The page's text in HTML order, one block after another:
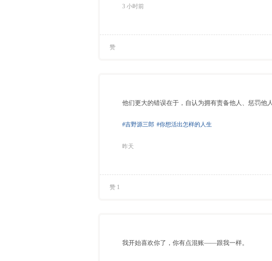
3 小时前
赞
他们更大的错误在于，自认为拥有责备他人、惩罚他人
#吉野源三郎 #你想活出怎样的人生
昨天
赞 1
我开始喜欢你了，你有点混账——跟我一样。